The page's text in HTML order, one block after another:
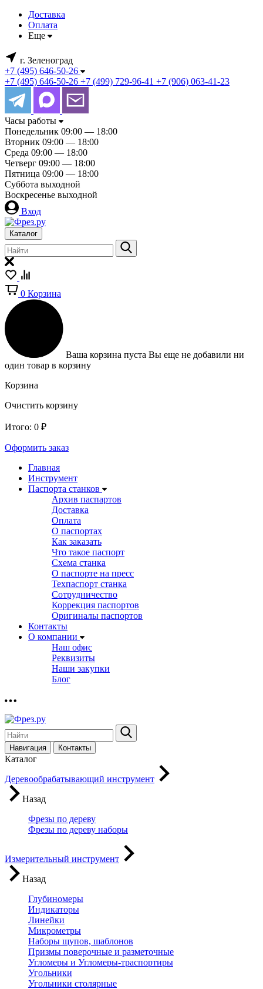
Доставка
Оплата
Еще
г. Зеленоград
+7 (495) 646-50-26
+7 (495) 646-50-26 +7 (499) 729-96-41 +7 (906) 063-41-23
Часы работы
Понедельник 09:00 — 18:00
Вторник 09:00 — 18:00
Среда 09:00 — 18:00
Четверг 09:00 — 18:00
Пятница 09:00 — 18:00
Суббота выходной
Воскресенье выходной
Вход
Каталог
0 Корзина
Ваша корзина пуста Вы еще не добавили ни
один товар в корзину
Корзина
Очистить корзину
Итого: 0 ₽
Оформить заказ
Главная
Инструмент
Паспорта станков
Архив паспартов
Доставка
Оплата
О паспортах
Как заказать
Что такое паспорт
Схема станка
О паспорте на пресс
Техпаспорт станка
Сотрудничество
Коррекция паспортов
Оригиналы паспортов
Контакты
О компании
Наш офис
Реквизиты
Наши закупки
Блог
Навигация Контакты
Каталог
Деревообрабатывающий инструмент
Назад
Фрезы по дереву
Фрезы по дереву наборы
Измерительный инструмент
Назад
Глубиномеры
Индикаторы
Линейки
Микрометры
Наборы щупов, шаблонов
Призмы поверочные и разметочные
Угломеры и Угломеры-траспортиры
Угольники
Угольники столярные